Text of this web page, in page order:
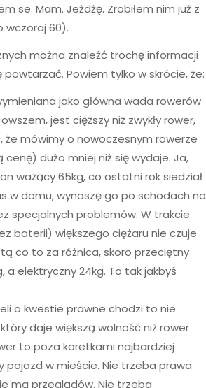
se. Mam. Jeżdżę. Zrobiłem nim już z
wczoraj 60).
można znaleźć trochę informacji
powtarzać. Powiem tylko w skrócie, że:
jako główna wada rowerów
jest cięższy niż zwykły rower,
że mówimy o nowoczesnym rowerze
dużo mniej niż się wydaje. Ja,
ważący 65kg, co ostatni rok siedział
w domu, wynoszę go po schodach na
specjalnych problemów. W trakcie
baterii) większego ciężaru nie czuje
co to za różnica, skoro przeciętny
a elektryczny 24kg. To tak jakbyś
o kwestie prawne chodzi to nie
daje większą wolność niż rower
to poza karetkami najbardziej
pojazd w mieście. Nie trzeba prawa
ma przeglądów. Nie trzeba